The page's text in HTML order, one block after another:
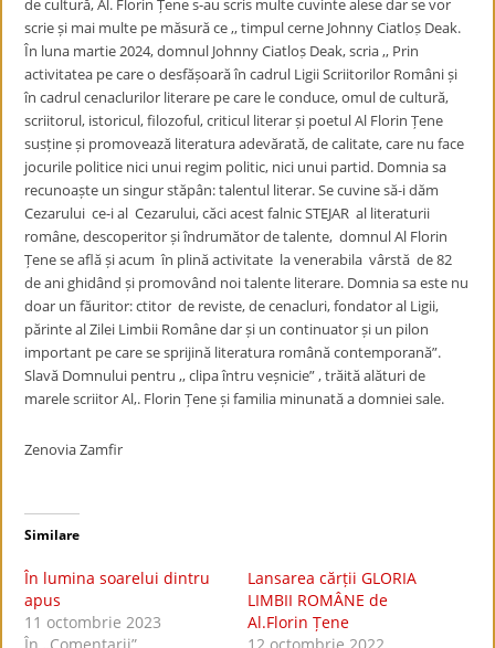
de cultură, Al. Florin Țene s-au scris multe cuvinte alese dar se vor
scrie și mai multe pe măsură ce ,, timpul cerne Johnny Ciatloṣ Deak.
În luna martie 2024, domnul Johnny Ciatloṣ Deak, scria ,, Prin
activitatea pe care o desfășoară în cadrul Ligii Scriitorilor Români și
în cadrul cenaclurilor literare pe care le conduce, omul de cultură,
scriitorul, istoricul, filozoful, criticul literar și poetul Al Florin Țene
susține și promovează literatura adevărată, de calitate, care nu face
jocurile politice nici unui regim politic, nici unui partid. Domnia sa
recunoaște un singur stăpân: talentul literar. Se cuvine să-i dăm
Cezarului ce-i al Cezarului, căci acest falnic STEJAR al literaturii
române, descoperitor și îndrumător de talente, domnul Al Florin
Țene se află și acum în plină activitate la venerabila vârstă de 82
de ani ghidând și promovând noi talente literare. Domnia sa este nu
doar un făuritor: ctitor de reviste, de cenacluri, fondator al Ligii,
părinte al Zilei Limbii Române dar și un continuator și un pilon
important pe care se sprijină literatura română contemporană”.
Slavă Domnului pentru ,, clipa întru veșnicie” , trăită alături de
marele scriitor Al,. Florin Țene și familia minunată a domniei sale.
Zenovia Zamfir
Similare
În lumina soarelui dintru
apus
11 octombrie 2023
Lansarea cărții GLORIA
LIMBII ROMÂNE de
Al.Florin Țene